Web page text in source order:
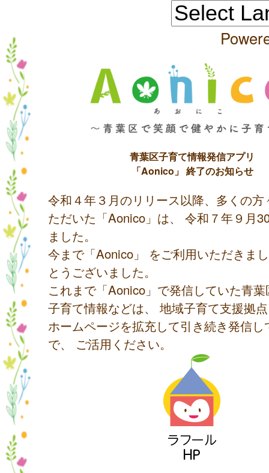
青葉区子育て情報発信アプリ
「Aonico」 終了のお知らせ
令和４年３月のリリース以降、多くの方
ただいた「Aonico」は、 令和７年９月
ました。
今まで「Aonico」 をご利用いただきま
とうございました。
これまで「Aonico」で発信していた青
子育て情報などは、 地域子育て支援拠
ホームページを拡充して引き続き発信し
で、 ご活用ください。